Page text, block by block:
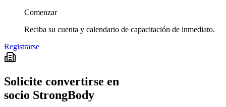
Comenzar
Reciba su cuenta y calendario de capacitación de inmediato.
Registrarse
Solicite convertirse en
socio StrongBody